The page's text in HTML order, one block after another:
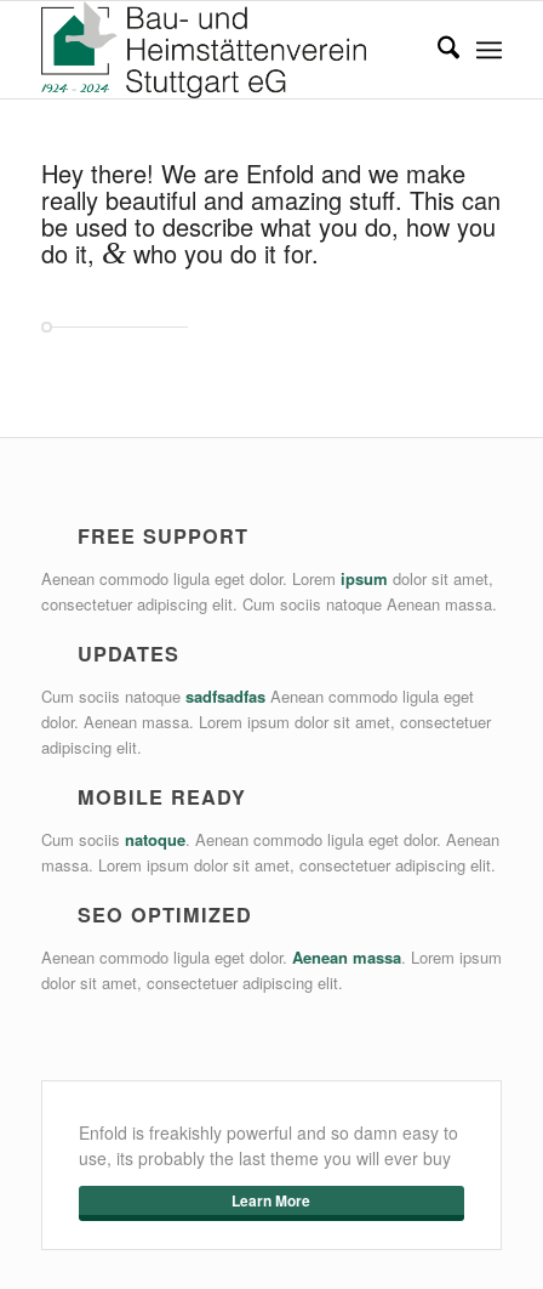
Hey there! We are Enfold and we make
really beautiful and amazing stuff. This can
be used to describe what you do, how you
do it, &who you do it for.
FREE SUPPORT
Aenean commodo ligula eget dolor. Lorem ipsum dolor sit amet,
consectetuer adipiscing elit. Cum sociis natoque Aenean massa.
UPDATES
Cum sociis natoque sadfsadfas Aenean commodo ligula eget
dolor. Aenean massa. Lorem ipsum dolor sit amet, consectetuer
adipiscing elit.
MOBILE READY
Cum sociis natoque. Aenean commodo ligula eget dolor. Aenean
massa. Lorem ipsum dolor sit amet, consectetuer adipiscing elit.
SEO OPTIMIZED
Aenean commodo ligula eget dolor. Aenean massa. Lorem ipsum
dolor sit amet, consectetuer adipiscing elit.
Enfold is freakishly powerful and so damn easy to
use, its probably the last theme you will ever buy
Learn More